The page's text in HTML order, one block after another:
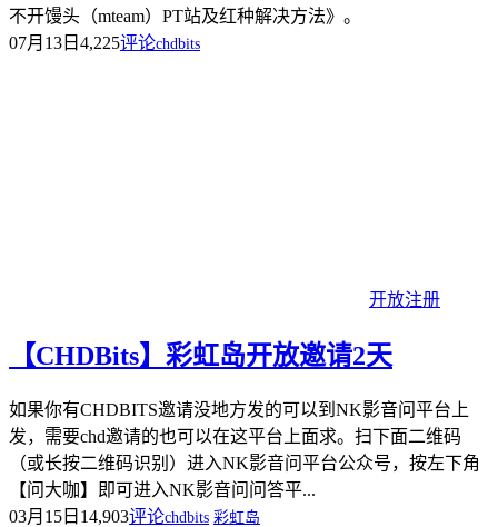
不开馒头（mteam）PT站及红种解决方法》。
07月13日 4,225评论chdbits
开放注册
【CHDBits】彩虹岛开放邀请2天
如果你有CHDBITS邀请没地方发的可以到NK影音问平台上
发，需要chd邀请的也可以在这平台上面求。扫下面二维码
（或长按二维码识别）进入NK影音问平台公众号，按左下角
【问大咖】即可进入NK影音问问答平...
03月15日 14,903评论chdbits 彩虹岛